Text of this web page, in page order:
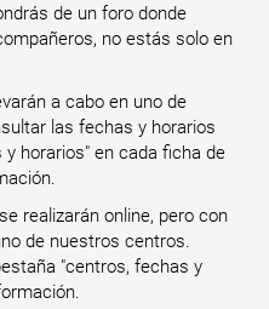
de un foro donde
no estás solo en
a cabo en uno de
las fechas y horarios
horarios" en cada ficha de
realizarán online, pero con
de nuestros centros.
"centros, fechas y